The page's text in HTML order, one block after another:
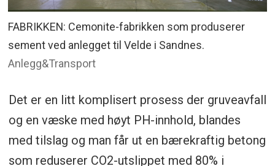
FABRIKKEN: Cemonite-fabrikken som produserer
sement ved anlegget til Velde i Sandnes.
Anlegg&Transport
Det er en litt komplisert prosess der gruveavfall
og en væske med høyt PH-innhold, blandes
med tilslag og man får ut en bærekraftig betong
som reduserer CO2-utslippet med 80% i